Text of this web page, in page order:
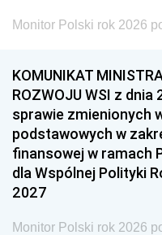
Monitor Polski rok 2026
KOMUNIKAT
ROZWOJU WSI z dnia
sprawie zmienionych
podstawowych w
finansowej w ramach
dla Wspólnej Polityki
2027
Monitor Polski rok 2026